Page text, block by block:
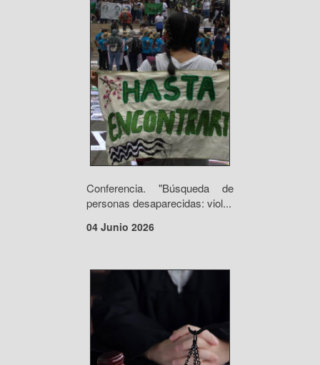
Conferencia. "Búsqueda de
personas desaparecidas: viol...
04 Junio 2026